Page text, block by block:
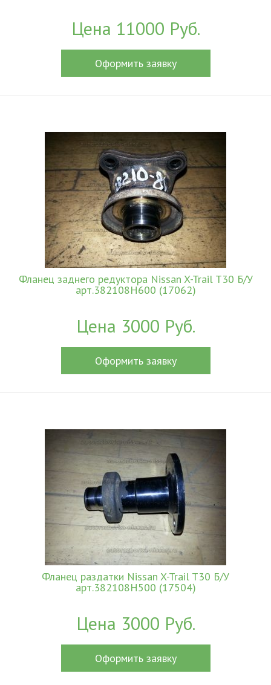
Цена 11000 Руб.
Оформить заявку
Фланец заднего редуктора Nissan X-Trail T30 Б/У
арт.382108H600 (17062)
Цена 3000 Руб.
Оформить заявку
Фланец раздатки Nissan X-Trail T30 Б/У
арт.382108H500 (17504)
Цена 3000 Руб.
Оформить заявку